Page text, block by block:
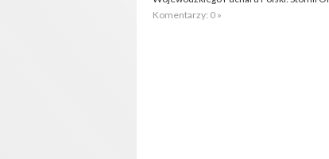
Komentarzy: 0 »